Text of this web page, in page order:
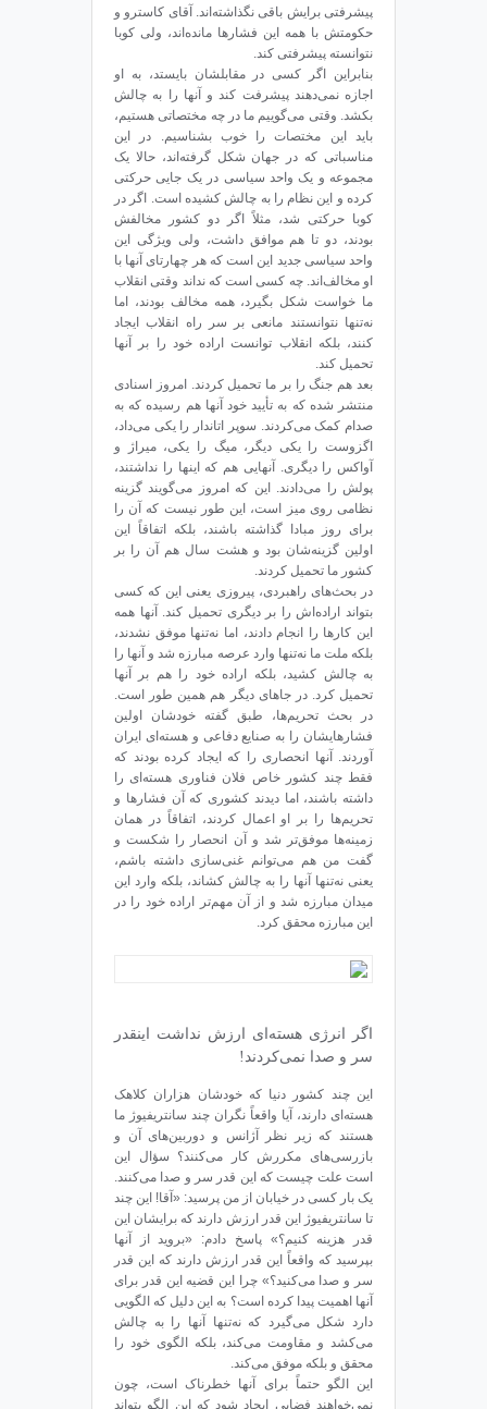
پیشرفتی برایش باقی نگذاشته‌اند. آقای کاسترو و
حکومتش با همه این فشارها مانده‌اند، ولی کوبا
نتوانسته پیشرفتی کند.
بنابراین اگر کسی در مقابلشان بایستد، به او
اجازه نمی‌دهند پیشرفت کند و آنها را به چالش
بکشد. وقتی می‌گوییم ما در چه مختصاتی هستیم،
باید این مختصات را خوب بشناسیم. در این
مناسباتی که در جهان شکل گرفته‌اند، حالا یک
مجموعه‌ و یک واحد سیاسی در یک جایی حرکتی
کرده و این نظام را به چالش کشیده است. اگر در
کوبا حرکتی شد، مثلاً اگر دو کشور مخالفش
بودند، دو تا هم موافق داشت، ولی ویژگی این
واحد سیاسی جدید این است که هر چهارتای آنها با
او مخالف‌اند. چه کسی است که نداند وقتی انقلاب
ما خواست شکل بگیرد، همه مخالف بودند، اما
نه‌تنها نتوانستند مانعی بر سر راه انقلاب ایجاد
کنند، بلکه انقلاب توانست اراده خود را بر آنها
تحمیل کند.
بعد هم جنگ را بر ما تحمیل کردند. امروز اسنادی
منتشر شده‌ که به تأیید خود آنها هم رسیده که به
صدام کمک می‌کردند. سوپر اتاندار را یکی می‌داد،
اگزوست را یکی دیگر، میگ را یکی، میراژ و
آواکس را دیگری. آنهایی هم که اینها را نداشتند،
پولش را می‌دادند. این که امروز می‌گویند گزینه
نظامی روی میز است، این طور نیست که آن را
برای روز مبادا گذاشته باشند، بلکه اتفاقاً این
اولین گزینه‌شان بود و هشت سال هم آن را بر
کشور ما تحمیل کردند.
در بحث‌های راهبردی، پیروزی یعنی این که کسی
بتواند اراده‌اش را بر دیگری تحمیل کند. آنها همه
این کارها را انجام دادند، اما نه‌تنها موفق نشدند،
بلکه ملت ما نه‌تنها وارد عرصه مبارزه شد و آنها را
به چالش کشید، بلکه اراده خود را هم بر آنها
تحمیل کرد. در جاهای دیگر هم همین طور است.
در بحث تحریم‌ها، طبق گفته‌ خودشان اولین
فشارهایشان را به صنایع دفاعی و هسته‌ای ایران
آوردند. آنها انحصاری را که ایجاد کرده بودند که
فقط چند کشور خاص فلان فناوری هسته‌ای را
داشته باشند، اما دیدند کشوری که آن فشارها و
تحریم‌ها را بر او اعمال کردند، اتفاقاً در همان
زمینه‌ها موفق‌تر شد و آن انحصار را شکست و
گفت من هم می‌توانم غنی‌سازی داشته باشم،
یعنی نه‌تنها آنها را به چالش ‌کشاند، بلکه وارد این
میدان مبارزه ‌شد و از آن مهم‌تر اراده خود را در
این مبارزه محقق کرد.
اگر انرژی هسته‌ای ارزش نداشت اینقدر
سر و صدا نمی‌کردند!
این چند کشور دنیا که خودشان هزاران کلاهک
هسته‌ای دارند، آیا واقعاً نگران چند سانتریفیوژ ما
هستند که زیر نظر آژانس و دوربین‌های آن و
بازرسی‌های مکررش کار می‌کنند؟ سؤال این
است علت چیست که این قدر سر و صدا می‌کنند.
یک بار کسی در خیابان از من پرسید: «آقا! این چند
تا سانتریفیوژ این قدر ارزش دارند که برایشان این
قدر هزینه کنیم؟» پاسخ دادم: «بروید از آنها
بپرسید که واقعاً این قدر ارزش دارند که این قدر
سر و صدا می‌کنید؟» چرا این قضیه این قدر برای
آنها اهمیت پیدا کرده است؟ به این دلیل که الگویی
دارد شکل می‌گیرد که نه‌تنها آنها را به چالش
می‌کشد و مقاومت می‌کند، بلکه الگوی خود را
محقق و بلکه موفق می‌کند.
این الگو حتماً برای آنها خطرناک است، چون
نمی‌خواهند فضایی ایجاد شود که این الگو بتواند